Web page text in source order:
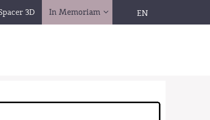
3D In Memoriam EN